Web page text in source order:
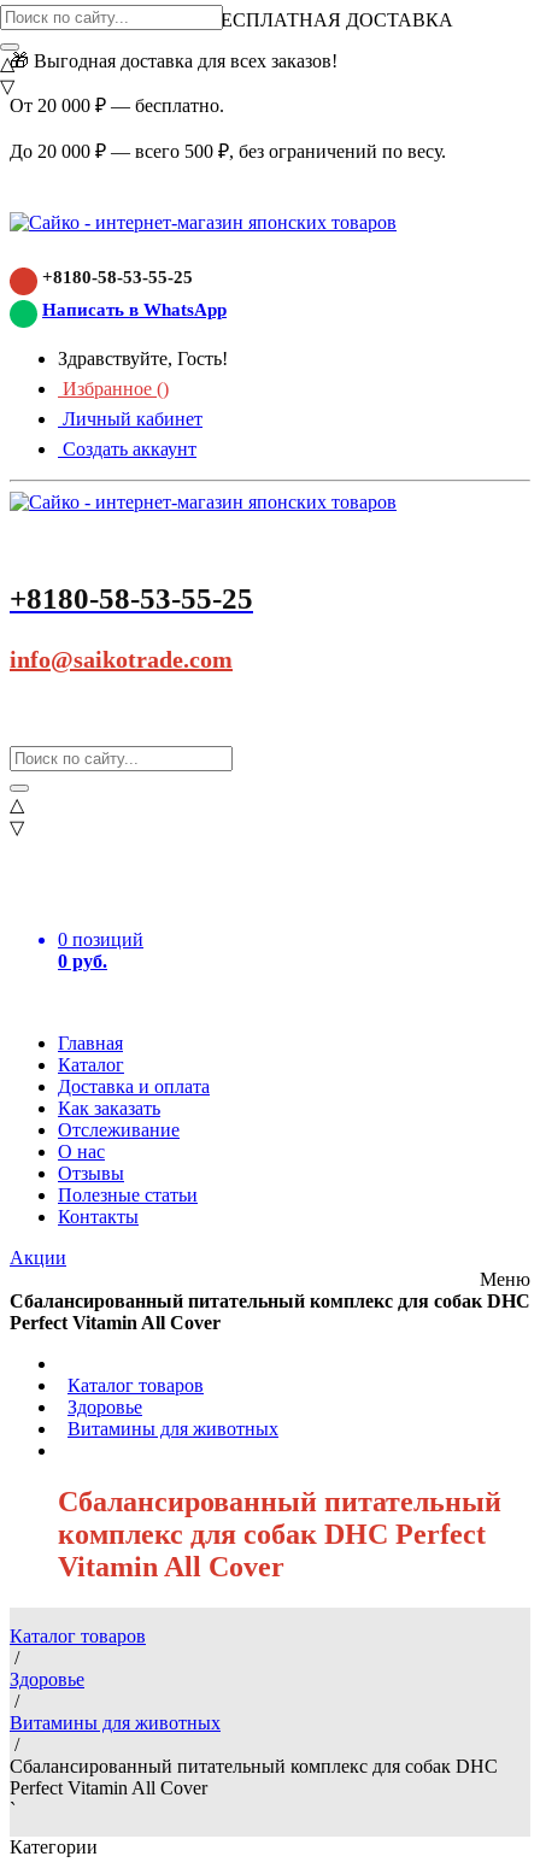
ВНИМАНИЕ АКЦИЯ!
БЕСПЛАТНАЯ ДОСТАВКА
🎁 Выгодная доставка для всех заказов!
От 20 000 ₽ — бесплатно.
До 20 000 ₽ — всего 500 ₽, без ограничений по весу.
+8180-58-53-55-25
Написать в WhatsApp
Здравствуйте, Гость!
Избранное ()
Личный кабинет
Создать аккаунт
+8180-58-53-55-25
info@saikotrade.com
△
▽
0 позиций
0 руб.
Главная
Каталог
Доставка и оплата
Как заказать
Отслеживание
О нас
Отзывы
Полезные статьи
Контакты
Акции
△
▽
Меню
Сбалансированный питательный комплекс для собак DHC
Perfect Vitamin All Cover
Каталог товаров
Здоровье
Витамины для животных
Сбалансированный питательный
комплекс для собак DHC Perfect
Vitamin All Cover
Каталог товаров
/
Здоровье
/
Витамины для животных
/
Сбалансированный питательный комплекс для собак DHC
Perfect Vitamin All Cover
`
Категории